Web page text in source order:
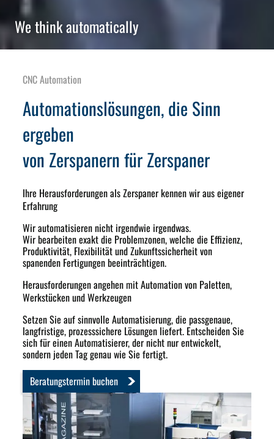
We think automatically
CNC Automation
Automationslösungen, die Sinn
ergeben
von Zerspanern für Zerspaner
Ihre Herausforderungen als Zerspaner kennen wir aus eigener
Erfahrung
Wir automatisieren nicht irgendwie irgendwas.
Wir bearbeiten exakt die Problemzonen, welche die Effizienz,
Produktivität, Flexibilität und Zukunftssicherheit von
spanenden Fertigungen beeinträchtigen.
Herausforderungen angehen mit Automation von Paletten,
Werkstücken und Werkzeugen
Setzen Sie auf sinnvolle Automatisierung, die passgenaue,
langfristige, prozesssichere Lösungen liefert. Entscheiden Sie
sich für einen Automatisierer, der nicht nur entwickelt,
sondern jeden Tag genau wie Sie fertigt.
Beratungstermin buchen